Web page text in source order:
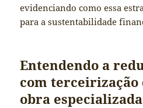
evidenciando como essa
para a sustentabilidade
Entendendo a
com terceirização
obra especializada